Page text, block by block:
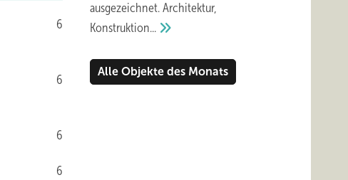
6
6
6
6
ausgezeichnet. Architektur,
Konstruktion...
Alle Objekte des Monats